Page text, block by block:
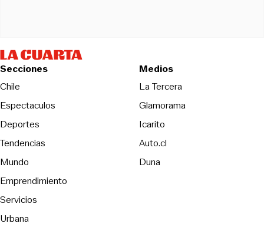
Secciones
Chile
Espectaculos
Deportes
Tendencias
Mundo
Emprendimiento
Servicios
Urbana
Medios
La TerceraOpens in new
Glamorama
Icarito
Auto.cl
DunaOpens in new window